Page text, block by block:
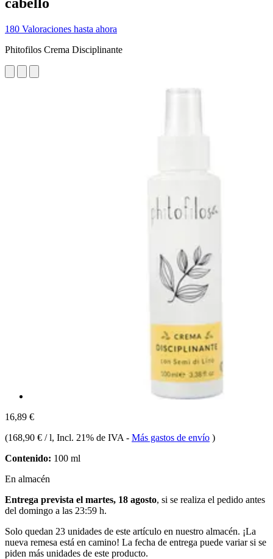
180 Valoraciones hasta ahora
Phitofilos Crema Disciplinante
16,89 €
(168,90 € / l, Incl. 21% de IVA - Más gastos de envío )
Contenido: 100 ml
En almacén
Entrega prevista el martes, 18 agosto, si se realiza el pedido antes
del domingo a las 23:59 h.
Solo quedan 23 unidades de este artículo en nuestro almacén. ¡La
nueva remesa está en camino! La fecha de entrega puede variar si se
piden más unidades de este producto.